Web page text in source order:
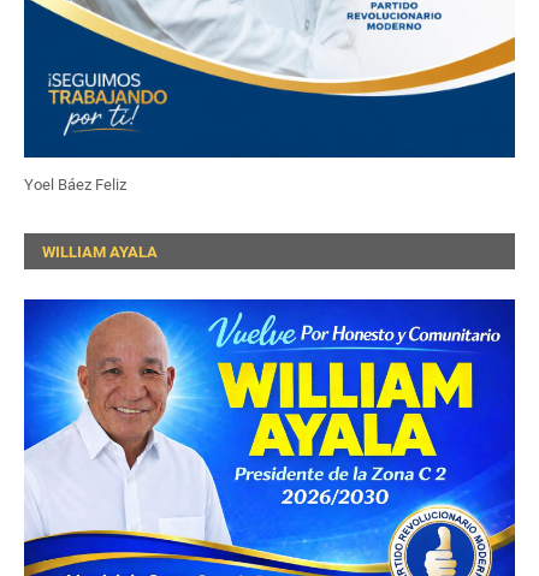
Yoel Báez Feliz
WILLIAM AYALA